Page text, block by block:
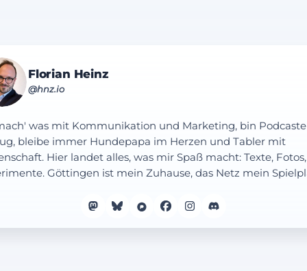
Florian Heinz
@hnz.io
was mit Kommunikation und Marketing, bin
bleibe immer Hundepapa im Herzen und Tabler mit
Hier landet alles, was mir Spaß macht: Texte, Fotos,
Göttingen ist mein Zuhause, das Netz mein